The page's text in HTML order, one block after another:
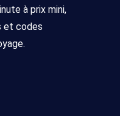
à prix mini,
et codes